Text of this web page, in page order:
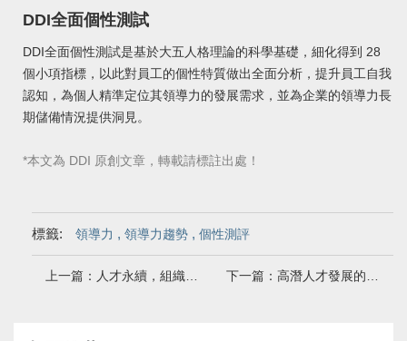
DDI全面個性測試
DDI全面個性測試是基於大五人格理論的科學基礎，細化得到 28
個小項指標，以此對員工的個性特質做出全面分析，提升員工自我
認知，為個人精準定位其領導力的發展需求，並為企業的領導力長
期儲備情況提供洞見。
*本文為 DDI 原創文章，轉載請標註出處！
標籤: 領導力 , 領導力趨勢 , 個性測評